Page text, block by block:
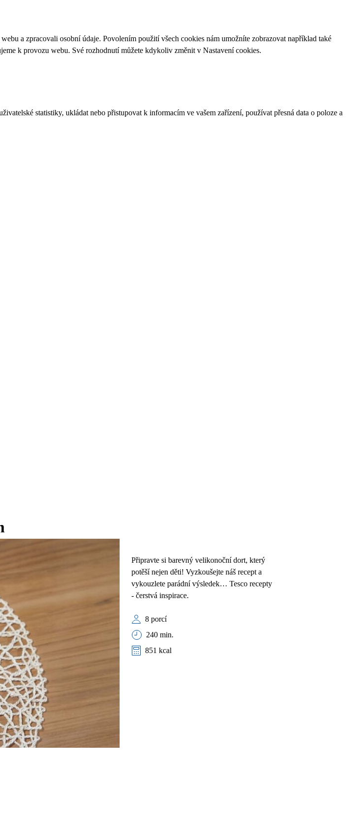
a zpracovali osobní údaje. Povolením použití všech cookies nám umožníte zobrazovat například také
k provozu webu. Své rozhodnutí můžete kdykoliv změnit v Nastavení cookies.
statistiky, ukládat nebo přistupovat k informacím ve vašem zařízení, používat přesná data o poloze a
Připravte si barevný velikonoční dort, který
potěší nejen děti! Vyzkoušejte náš recept a
vykouzlete parádní výsledek… Tesco recepty
- čerstvá inspirace.
8 porcí
240 min.
851 kcal